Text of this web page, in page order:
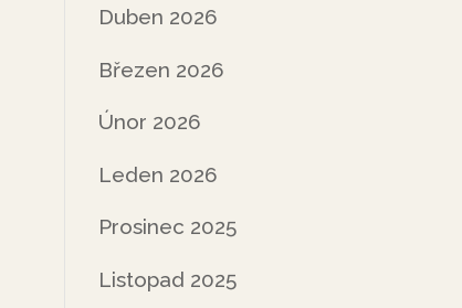
Duben 2026
Březen 2026
Únor 2026
Leden 2026
Prosinec 2025
Listopad 2025